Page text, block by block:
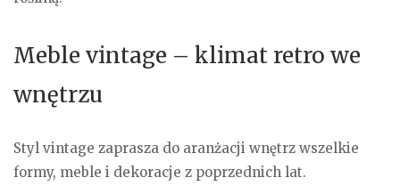
Meble vintage – klimat retro we
wnętrzu
Styl vintage zaprasza do aranżacji wnętrz wszelkie
formy, meble i dekoracje z poprzednich lat.